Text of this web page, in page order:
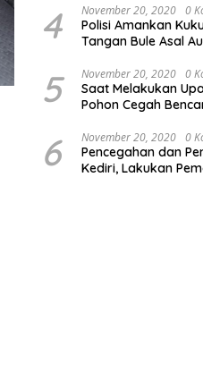
4 November 20, 2020 0
Polisi Amankan
Tangan Bule Asal
5 November 20, 2020 0
Saat Melakukan
Pohon Cegah
Dikejutkan dengan
Terbakar
6 November 20, 2020 0
Pencegahan dan
Kediri, Lakukan